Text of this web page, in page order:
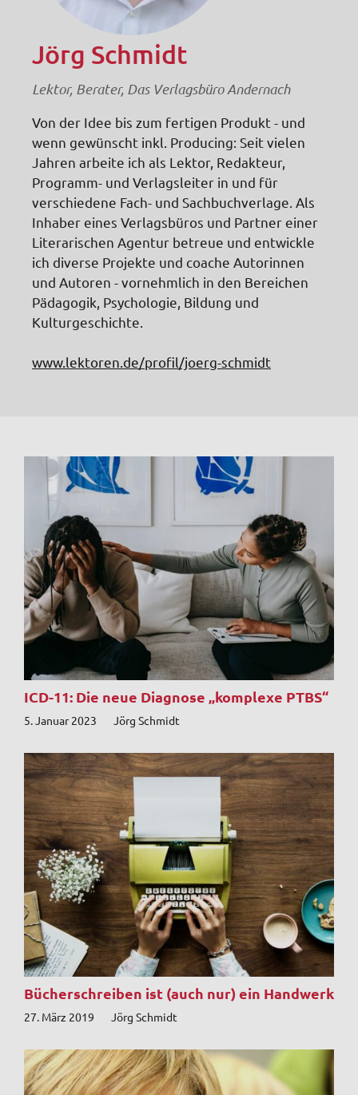
Jörg Schmidt
Lektor, Berater, Das Verlagsbüro Andernach
Von der Idee bis zum fertigen Produkt - und
wenn gewünscht inkl. Producing: Seit vielen
Jahren arbeite ich als Lektor, Redakteur,
Programm- und Verlagsleiter in und für
verschiedene Fach- und Sachbuchverlage. Als
Inhaber eines Verlagsbüros und Partner einer
Literarischen Agentur betreue und entwickle
ich diverse Projekte und coache Autorinnen
und Autoren - vornehmlich in den Bereichen
Pädagogik, Psychologie, Bildung und
Kulturgeschichte.
www.lektoren.de/profil/joerg-schmidt
ICD-11: Die neue Diagnose „komplexe PTBS“
5. Januar 2023 Jörg Schmidt
Bücherschreiben ist (auch nur) ein Handwerk
27. März 2019 Jörg Schmidt